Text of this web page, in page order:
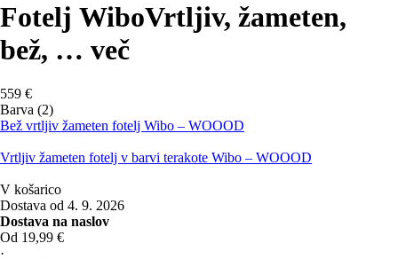
Fotelj WiboVrtljiv, žameten,
bež, … več
559 €
Barva (2)
Bež vrtljiv žameten fotelj Wibo – WOOOD
Vrtljiv žameten fotelj v barvi terakote Wibo – WOOOD
V košarico
Dostava od 4. 9. 2026
Dostava na naslov
Od 19,99 €
·